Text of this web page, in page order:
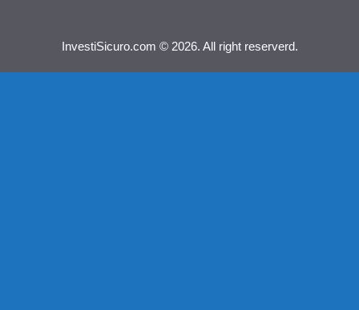
InvestiSicuro.com © 2026. All right reserverd.